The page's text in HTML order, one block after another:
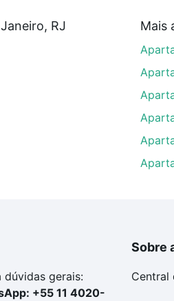
RJ Mais
dúvidas gerais:
+55 11 4020-
Sobre
Central